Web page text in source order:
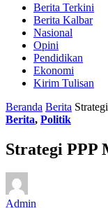
Berita Terkini
Berita Kalbar
Nasional
Opini
Pendidikan
Ekonomi
Kirim Tulisan
Beranda Berita
Berita, Politik
Strategi PPP
Admin